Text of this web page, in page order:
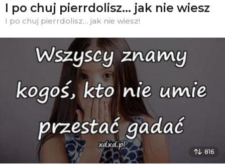
I po chuj pierrdolisz… jak nie wiesz
I po chuj pierrdolisz… jak nie wiesz!
816